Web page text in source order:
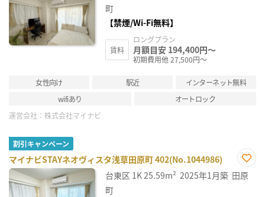
町
【禁煙/Wi-Fi無料】
賃料
ロングプラン
月額目安 194,400円～
初期費用他 27,500円～
女性向け 駅近
インターネット無料
wifiあり
オートロック
運営会社： 株式会社マイナビ
割引キャンペーン
マイナビSTAYネオヴィスタ浅草田原町 402(No.1044986)
お気
に入
台東区 1K25.59m² 2025年1月築 田原
町